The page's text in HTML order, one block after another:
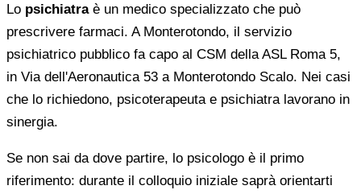
Lo psichiatraè un medico specializzato che può
prescrivere farmaci. A Monterotondo, il servizio
psichiatrico pubblico fa capo al CSM della ASL Roma 5,
in Via dell'Aeronautica 53 a Monterotondo Scalo. Nei casi
che lo richiedono, psicoterapeuta e psichiatra lavorano in
sinergia.
Se non sai da dove partire, lo psicologo è il primo
riferimento: durante il colloquio iniziale saprà orientarti